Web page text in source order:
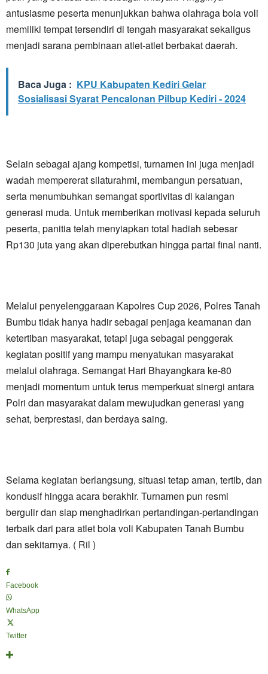
antusiasme peserta menunjukkan bahwa olahraga bola voli
memiliki tempat tersendiri di tengah masyarakat sekaligus
menjadi sarana pembinaan atlet-atlet berbakat daerah.
Baca Juga : KPU Kabupaten Kediri Gelar
Sosialisasi Syarat Pencalonan Pilbup Kediri - 2024
Selain sebagai ajang kompetisi, turnamen ini juga menjadi
wadah mempererat silaturahmi, membangun persatuan,
serta menumbuhkan semangat sportivitas di kalangan
generasi muda. Untuk memberikan motivasi kepada seluruh
peserta, panitia telah menyiapkan total hadiah sebesar
Rp130 juta yang akan diperebutkan hingga partai final nanti.
Melalui penyelenggaraan Kapolres Cup 2026, Polres Tanah
Bumbu tidak hanya hadir sebagai penjaga keamanan dan
ketertiban masyarakat, tetapi juga sebagai penggerak
kegiatan positif yang mampu menyatukan masyarakat
melalui olahraga. Semangat Hari Bhayangkara ke-80
menjadi momentum untuk terus memperkuat sinergi antara
Polri dan masyarakat dalam mewujudkan generasi yang
sehat, berprestasi, dan berdaya saing.
Selama kegiatan berlangsung, situasi tetap aman, tertib, dan
kondusif hingga acara berakhir. Turnamen pun resmi
bergulir dan siap menghadirkan pertandingan-pertandingan
terbaik dari para atlet bola voli Kabupaten Tanah Bumbu
dan sekitarnya. ( Ril )
Facebook
WhatsApp
Twitter